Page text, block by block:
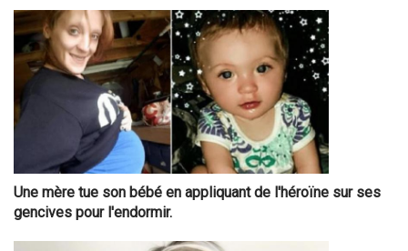
Une mère tue son bébé en appliquant de l'héroïne sur ses
gencives pour l'endormir.